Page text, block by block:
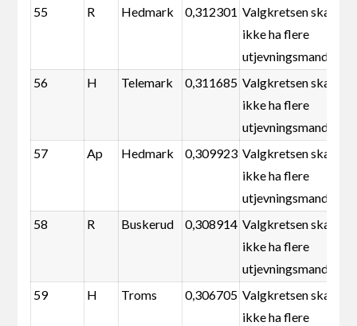
55
R Hedmark 0,312301 Valgkretsen skal
ikke ha flere
utjevningsmandater
56
H Telemark 0,311685 Valgkretsen skal
ikke ha flere
utjevningsmandater
57
Ap Hedmark 0,309923 Valgkretsen skal
ikke ha flere
utjevningsmandater
58
R Buskerud 0,308914 Valgkretsen skal
ikke ha flere
utjevningsmandater
59
H Troms 0,306705 Valgkretsen skal
ikke ha flere